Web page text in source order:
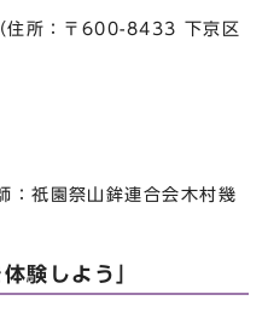
住所：〒600-8433 下京区
：祇園祭山鉾連合会木村幾
験しよう」